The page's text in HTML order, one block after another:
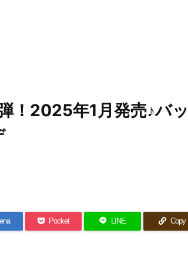
！2025年1月発売♪バッ
Pocket LINE Copy